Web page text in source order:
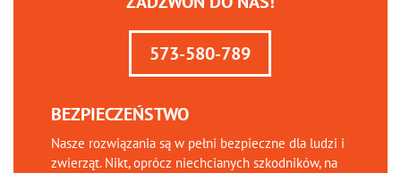
573-580-789
BEZPIECZEŃSTWO
Nasze rozwiązania są w pełni bezpieczne dla ludzi i
zwierząt. Nikt, oprócz niechcianych szkodników, na